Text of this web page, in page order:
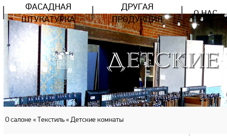
ФАСАДНАЯ
ШТУКАТУРКА
ДРУГАЯ
ПРОДУКЦИЯ
О НАС
О салоне « Текстиль « Детские комнаты